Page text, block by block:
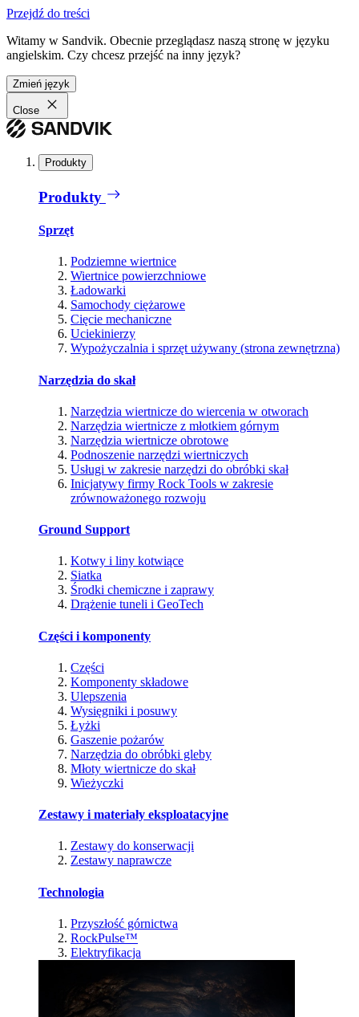
Przejdź do treści
Witamy w Sandvik. Obecnie przeglądasz naszą stronę w języku
angielskim. Czy chcesz przejść na inny język?
Zmień język
Close
Produkty
Produkty
Sprzęt
Podziemne wiertnice
Wiertnice powierzchniowe
Ładowarki
Samochody ciężarowe
Cięcie mechaniczne
Uciekinierzy
Wypożyczalnia i sprzęt używany (strona zewnętrzna)
Narzędzia do skał
Narzędzia wiertnicze do wiercenia w otworach
Narzędzia wiertnicze z młotkiem górnym
Narzędzia wiertnicze obrotowe
Podnoszenie narzędzi wiertniczych
Usługi w zakresie narzędzi do obróbki skał
Inicjatywy firmy Rock Tools w zakresie
zrównoważonego rozwoju
Ground Support
Kotwy i liny kotwiące
Siatka
Środki chemiczne i zaprawy
Drążenie tuneli i GeoTech
Części i komponenty
Części
Komponenty składowe
Ulepszenia
Wysięgniki i posuwy
Łyżki
Gaszenie pożarów
Narzędzia do obróbki gleby
Młoty wiertnicze do skał
Wieżyczki
Zestawy i materiały eksploatacyjne
Zestawy do konserwacji
Zestawy naprawcze
Technologia
Przyszłość górnictwa
RockPulse™
Elektryfikacja